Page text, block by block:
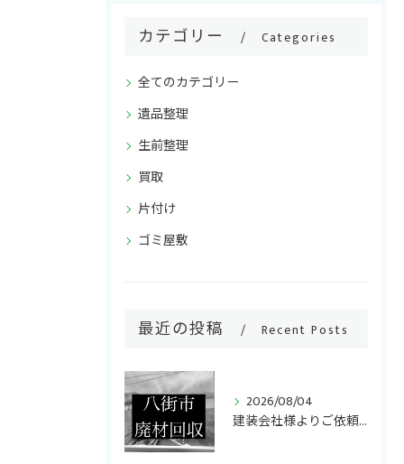
カテゴリー Categories
全てのカテゴリー
遺品整理
生前整理
買取
片付け
ゴミ屋敷
最近の投稿 Recent Posts
2026/08/04
建装会社様よりご依頼いただき、キッチンリフォームで発生した廃...